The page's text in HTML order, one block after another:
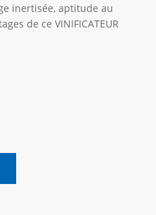
inertisée, aptitude au
de ce VINIFICATEUR